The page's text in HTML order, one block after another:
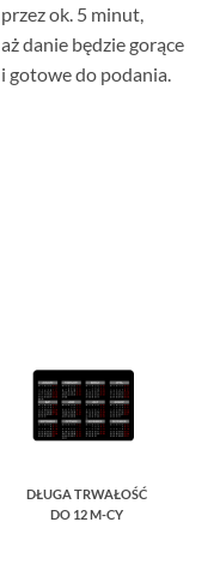
przez ok. 5 minut,
aż danie będzie gorące
i gotowe do podania.
DŁUGA TRWAŁOŚĆ
DO 12 M-CY